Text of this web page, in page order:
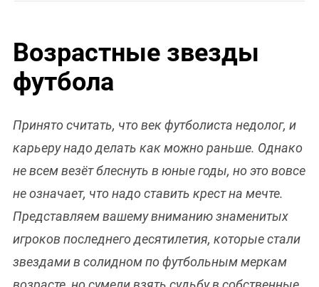
Возрастные звезды
футбола
Принято считать, что век футболиста недолог, и
карьеру надо делать как можно раньше. Однако
не всем везёт блеснуть в юные годы, но это вовсе
не означает, что надо ставить крест на мечте.
Представляем вашему вниманию знаменитых
игроков последнего десятилетия, которые стали
звездами в солидном по футбольным меркам